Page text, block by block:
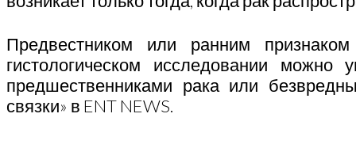
Предвестником или ранним
гистологическом исследовании
предшественниками рака или
связки» в ENT NEWS.